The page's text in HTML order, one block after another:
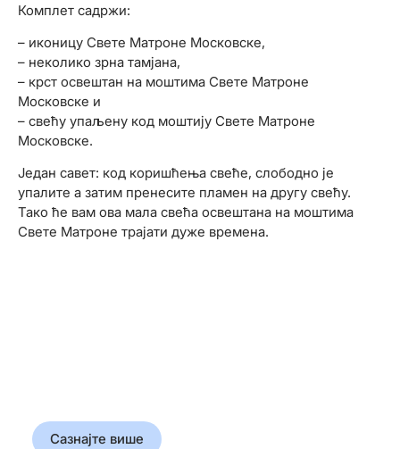
Комплет садржи:
– иконицу Свете Матроне Московске,
– неколико зрна тамјана,
– крст освештан на моштима Свете Матроне
Московске и
– свећу упаљену код моштију Свете Матроне
Московске.
Један савет: код коришћења свеће, слободно је
упалите а затим пренесите пламен на другу свећу.
Тако ће вам ова мала свећа освештана на моштима
Свете Матроне трајати дуже времена.
Сазнајте више